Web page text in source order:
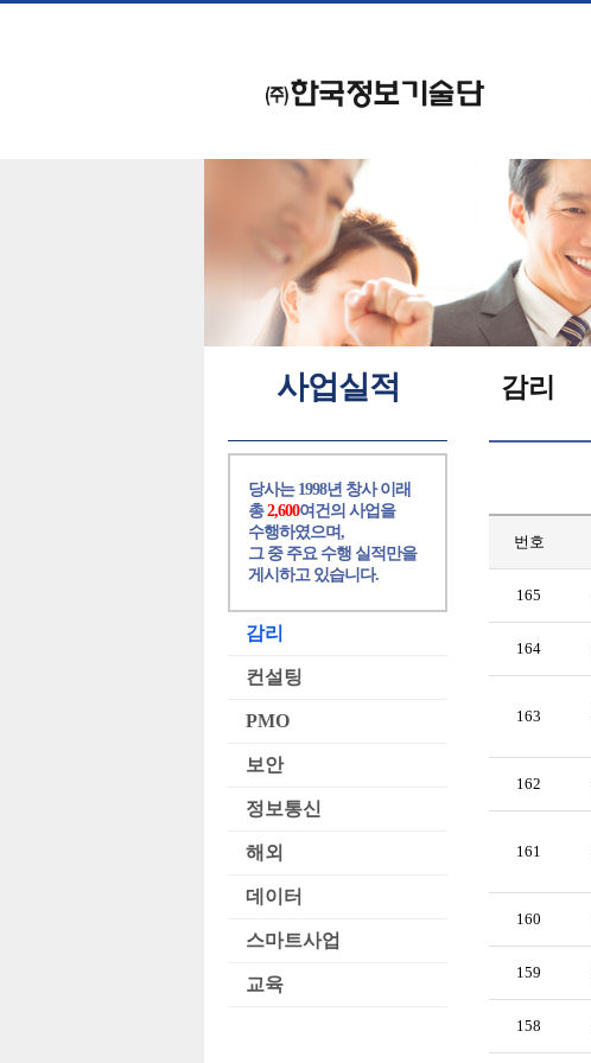
감리
번호
165
164
163
162
161
160
159
158
사업실적
당사는 1998년 창사 이래
총2,600여건의 사업을
수행하였으며,
그 중 주요 수행 실적만을
게시하고 있습니다.
감리
컨설팅
PMO
보안
정보통신
해외
데이터
스마트사업
교육